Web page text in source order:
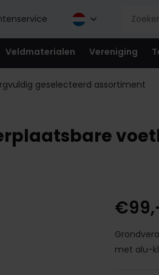
Veldmaterialen Vereniging
geselecteerd assortiment
met alu-